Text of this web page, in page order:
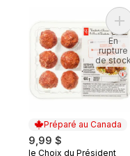
Préparé au Canada
9,99 $
le Choix du Président
En
rupture
de stock